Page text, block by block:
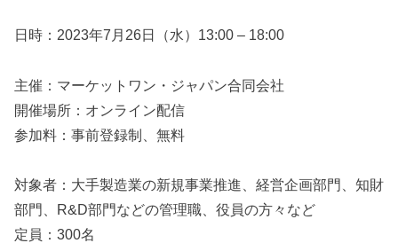
日時：2023年7月26日（水）13:00 – 18:00
主催：マーケットワン・ジャパン合同会社
開催場所：オンライン配信
参加料：事前登録制、無料
対象者：大手製造業の新規事業推進、経営企画部門、知財
部門、R&D部門などの管理職、役員の方々など
定員：300名